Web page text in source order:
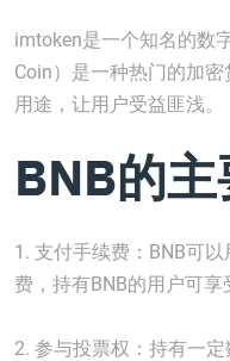
imtoken是一个知名的数
Coin）是一种热门的加
用途，让用户受益匪浅。
BNB的主
1. 支付手续费：BNB可
费，持有BNB的用户可享
2. 参与投票权：持有一